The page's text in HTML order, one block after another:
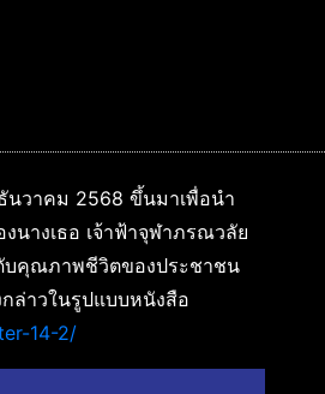
วาคม 2568 ขึ้นมาเพื่อนำ
นางเธอ เจ้าฟ้าจุฬาภรณวลัย
บคุณภาพชีวิตของประชาชน
ล่าวในรูปแบบหนังสือ
14-2/